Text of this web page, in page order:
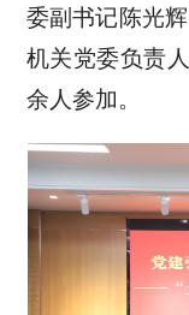
委副书记陈光
机关党委负责人
余人参加。